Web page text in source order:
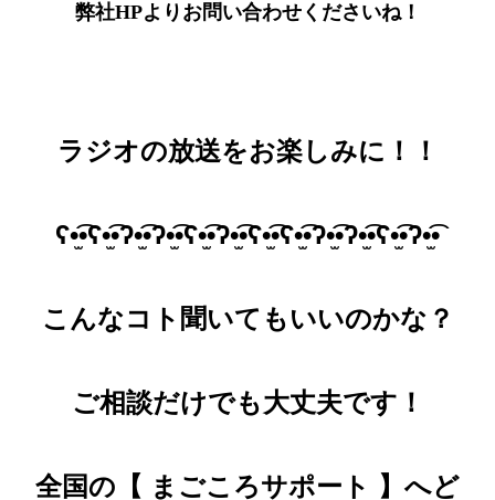
弊社HPよりお問い合わせくださいね！
ラジオの放送をお楽しみに！！
ʕ•̫͡•ʕ•̫͡•ʔ•̫͡•ʔ•̫͡•ʕ•̫͡•ʔ•̫͡•ʕ•̫͡•ʕ•̫͡•ʔ•̫͡•ʔ•̫͡•ʕ•̫͡•ʔ•̫͡•
こんなコト聞いてもいいのかな？
ご相談だけでも大丈夫です！
全国の【 まごころサポート 】へど